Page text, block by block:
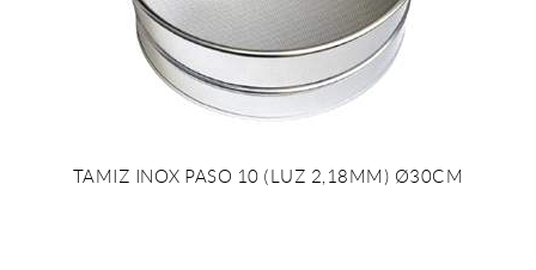
TAMIZ INOX PASO 10 (LUZ 2,18MM) Ø30CM